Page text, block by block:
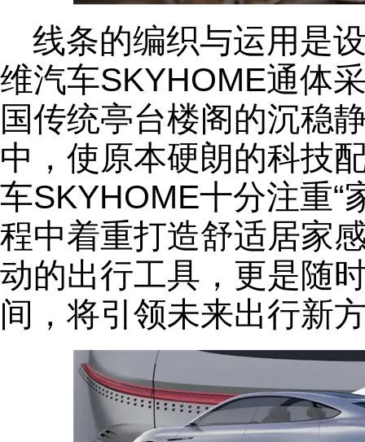
线条的编织与运用是
维汽车SKYHOME通体
国传统亭台楼阁的沉稳
中，使原本硬朗的科技
车SKYHOME十分注重“
程中着重打造舒适居家
动的出行工具，更是随
间，将引领未来出行新